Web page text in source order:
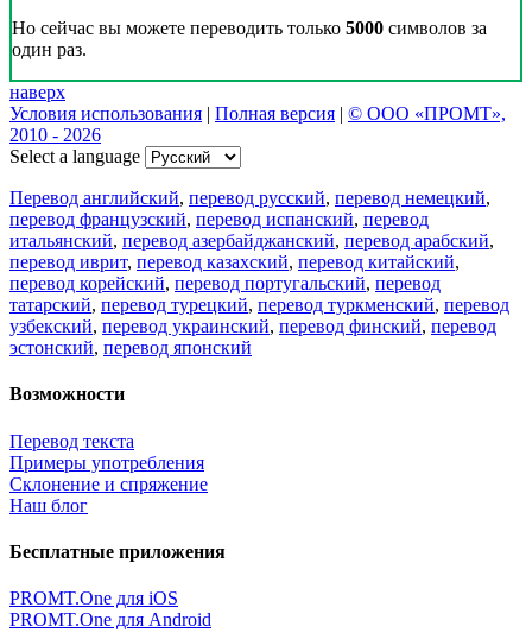
Но сейчас вы можете переводить только 5000 символов за
один раз.
наверх
Условия использования | Полная версия | © ООО «ПРОМТ»,
2010 - 2026
Select a language
Перевод английский, перевод русский, перевод немецкий,
перевод французский, перевод испанский, перевод
итальянский, перевод азербайджанский, перевод арабский,
перевод иврит, перевод казахский, перевод китайский,
перевод корейский, перевод португальский, перевод
татарский, перевод турецкий, перевод туркменский, перевод
узбекский, перевод украинский, перевод финский, перевод
эстонский, перевод японский
Возможности
Перевод текста
Примеры употребления
Склонение и спряжение
Наш блог
Бесплатные приложения
PROMT.One для iOS
PROMT.One для Android